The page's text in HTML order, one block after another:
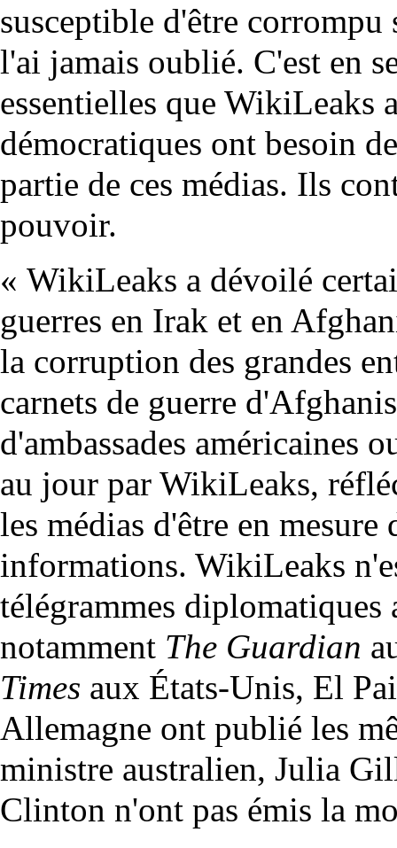
susceptible d'être
l'ai jamais oublié. C'est en
essentielles que WikiLeaks
démocratiques ont besoin
partie de ces médias. Ils
pouvoir.
« WikiLeaks a dévoilé
guerres en Irak et en
la corruption des grandes
carnets de guerre
d'ambassades américaines
au jour par WikiLeaks,
les médias d'être en
informations. WikiLeaks
télégrammes diplomatiques
notamment The Guardian
Times aux États-Unis, El
Allemagne ont publié les
ministre australien, Julia
Clinton n'ont pas émis la